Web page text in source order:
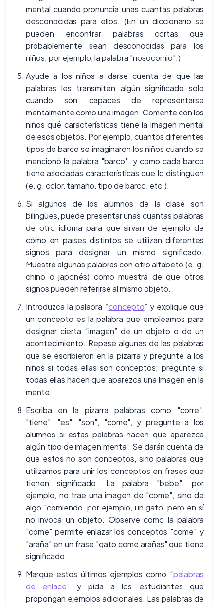
mental cuando pronuncia unas cuantas palabras
desconocidas para ellos. (En un diccionario se
pueden encontrar palabras cortas que
probablemente sean desconocidas para los
niños; por ejemplo, la palabra "nosocomio".)
Ayude a los niños a darse cuenta de que las
palabras les transmiten algún significado solo
cuando son capaces de representarse
mentalmente como una imagen. Comente con los
niños qué características tiene la imagen mental
de esos objetos. Por ejemplo, cuantos diferentes
tipos de barco se imaginaron los niños cuando se
mencionó la palabra "barco", y como cada barco
tiene asociadas características que lo distinguen
(e. g. color, tamaño, tipo de barco, etc.).
Si algunos de los alumnos de la clase son
bilingües, puede presentar unas cuantas palabras
de otro idioma para que sirvan de ejemplo de
cómo en países distintos se utilizan diferentes
signos para designar un mismo significado.
Muestre algunas palabras con otro alfabeto (e. g.
chino o japonés) como muestra de que otros
signos pueden referirse al mismo objeto.
Introduzca la palabra “concepto” y explique que
un concepto es la palabra que empleamos para
designar cierta “imagen” de un objeto o de un
acontecimiento. Repase algunas de las palabras
que se escribieron en la pizarra y pregunte a los
niños si todas ellas son conceptos; pregunte si
todas ellas hacen que aparezca una imagen en la
mente.
Escriba en la pizarra palabras como "corre",
"tiene", "es", "son", "come", y pregunte a los
alumnos si estas palabras hacen que aparezca
algún tipo de imagen mental. Se darán cuenta de
que estos no son conceptos, sino palabras que
utilizamos para unir los conceptos en frases que
tienen significado. La palabra "bebe", por
ejemplo, no trae una imagen de "come", sino de
algo "comiendo, por ejemplo, un gato, pero en sí
no invoca un objeto. Observe como la palabra
"come" permite enlazar los conceptos "come" y
"araña" en un frase "gato come arañas" que tiene
significado.
Marque estos últimos ejemplos como “palabras
de enlace” y pida a los estudiantes que
propongan ejemplos adicionales. Las palabras de